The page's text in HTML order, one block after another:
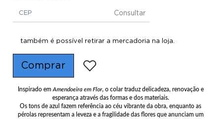
Consultar
também é possível retirar a mercadoria na loja.
Comprar
Inspirado em Amendoeira em Flor, o colar traduz delicadeza, renovação e
esperança através das formas e dos materiais.
Os tons de azul fazem referência ao céu vibrante da obra, enquanto as
pérolas representam a leveza e a fragilidade das flores que anunciam um